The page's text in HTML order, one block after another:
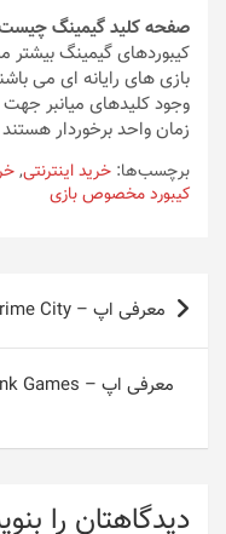
صفحه کلید گیمینگ
کیبوردهای گیمینگ بیشتر
بازی های رایانه ای می
وجود کلیدهای میانبر
زمان واحد برخوردار هستند
برچسب‌ها: خرید اینترنتی,
کیبورد مخصوص بازی
راهبری
نوشته
معرفی اپ – Crime City؛ قدرتتان را به رخ بکشید
دیدگاهتان را